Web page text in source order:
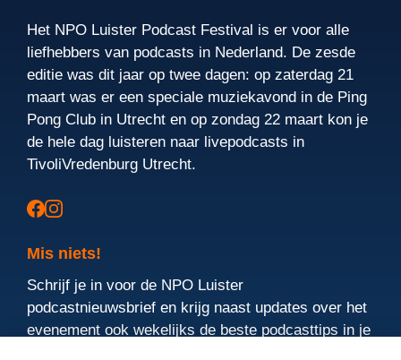
Het NPO Luister Podcast Festival is er voor alle
liefhebbers van podcasts in Nederland. De zesde
editie was dit jaar op twee dagen: op zaterdag 21
maart was er een speciale muziekavond in de Ping
Pong Club in Utrecht en op zondag 22 maart kon je
de hele dag luisteren naar livepodcasts in
TivoliVredenburg Utrecht.
Mis niets!
Schrijf je in voor de NPO Luister
podcastnieuwsbrief en krijg naast updates over het
evenement ook wekelijks de beste podcasttips in je